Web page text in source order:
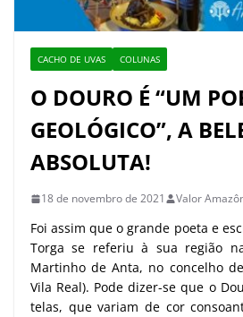
CACHO DE UVAS COLUNAS
O DOURO É “UM
GEOLÓGICO”, A
ABSOLUTA!
18 de novembro de 2021 Valor
Foi assim que o grande poeta e
Torga se referiu à sua região
Martinho de Anta, no concelho
Vila Real). Pode dizer-se que o
telas, que variam de cor